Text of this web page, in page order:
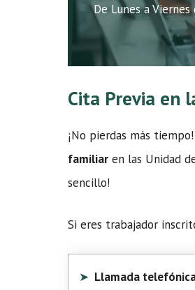
De Lunes a
Cita Previa en
¡No pierdas más
familiar en las Unidad
sencillo!
Si eres trabajador
Llamada